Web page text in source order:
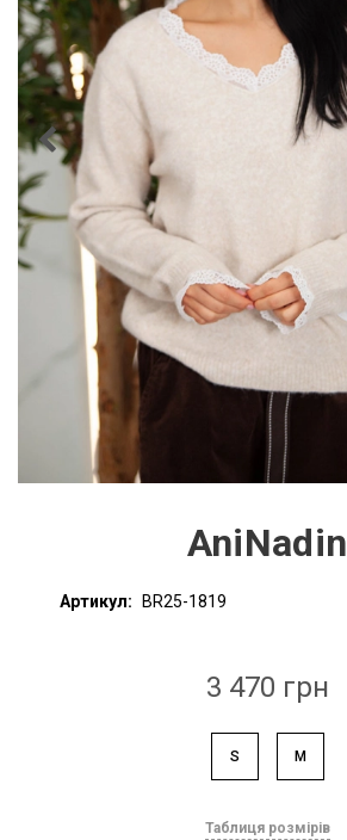
AniNadin
Артикул: BR25-1819
3 470 грн
S M
Таблиця розмірів